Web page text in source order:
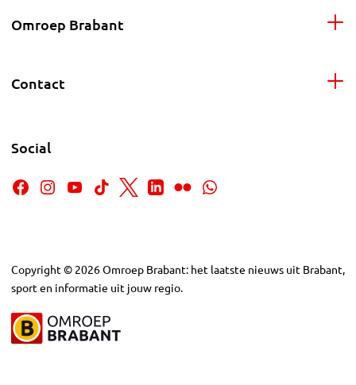
Omroep Brabant
Contact
Social
Copyright © 2026Omroep Brabant: het laatste nieuws uit Brabant,
sport en informatie uit jouw regio.